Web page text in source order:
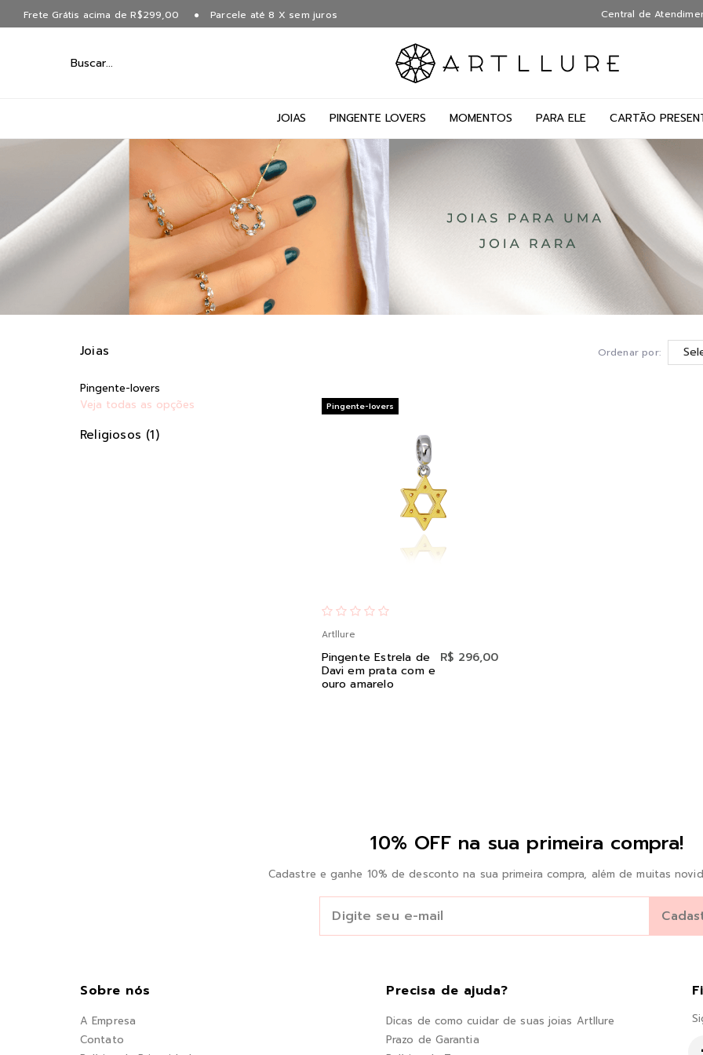
Frete Grátis acima de R$299,00 Parcele até 8 X sem juros Central de
JOIAS PINGENTE LOVERS MOMENTOS PARA ELE CARTÃO
Joias
Pingente-lovers
Veja todas as opções
Religiosos (1)
Ordenar por:
Artllure
Pingente Estrela de
Davi em prata com e
ouro amarelo
R$ 296,00
Pingente-lovers
10% OFF na sua primeira compra!
Cadastre e ganhe 10% de desconto na sua primeira compra, além de muitas
Sobre nós
A Empresa
Contato
Precisa de ajuda?
Dicas de como cuidar de suas joias Artllure
Prazo de Garantia